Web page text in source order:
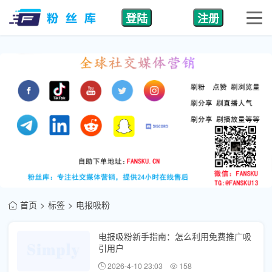
登陆 注册
首页 标签 电报吸粉
电报吸粉新手指南：怎么利用免费推广吸
引用户
2026-4-10 23:03 158